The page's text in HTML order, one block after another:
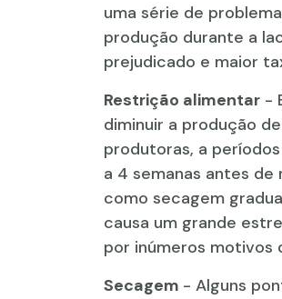
uma série de
produção durante a
prejudicado e maior
Restrição alimentar -
diminuir a produção
produtoras, a
a 4 semanas antes
como secagem
causa um grande
por inúmeros motivos
Secagem - Alguns